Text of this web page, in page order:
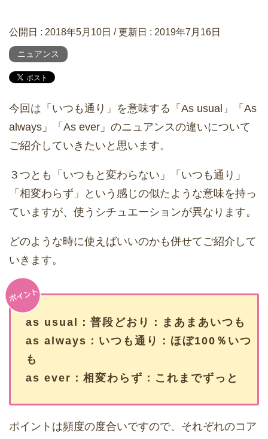
公開日 : 2018年5月10日 / 更新日 : 2019年7月16日
ニュアンス
今回は「いつも通り」を意味する「As usual」「As
always」「As ever」のニュアンスの違いについて
ご紹介していきたいと思います。
３つとも「いつもと変わらない」「いつも通り」
「相変わらず」という感じの似たような意味を持っ
ていますが、使うシチュエーションが異なります。
どのような時に使えばいいのかも併せてご紹介して
いきます。
as usual：普段どおり：まあまあいつも
as always：いつも通り：ほぼ100％いつ
も
as ever：相変わらず：これまでずっと
ポイントは頻度の度合いですので、それぞれのコア